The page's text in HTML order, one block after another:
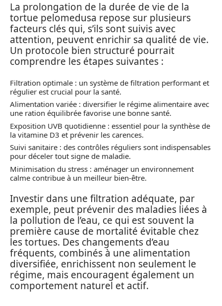
La prolongation de la durée de vie de la
tortue pelomedusa repose sur plusieurs
facteurs clés qui, s’ils sont suivis avec
attention, peuvent enrichir sa qualité de vie.
Un protocole bien structuré pourrait
comprendre les étapes suivantes :
Filtration optimale : un système de filtration performant et
régulier est crucial pour la santé.
Alimentation variée : diversifier le régime alimentaire avec
une ration équilibrée favorise une bonne santé.
Exposition UVB quotidienne : essentiel pour la synthèse de
la vitamine D3 et prévenir les carences.
Suivi sanitaire : des contrôles réguliers sont indispensables
pour déceler tout signe de maladie.
Minimisation du stress : aménager un environnement
calme contribue à un meilleur bien-être.
Investir dans une filtration adéquate, par
exemple, peut prévenir des maladies liées à
la pollution de l’eau, ce qui est souvent la
première cause de mortalité évitable chez
les tortues. Des changements d’eau
fréquents, combinés à une alimentation
diversifiée, enrichissent non seulement le
régime, mais encouragent également un
comportement naturel et actif.